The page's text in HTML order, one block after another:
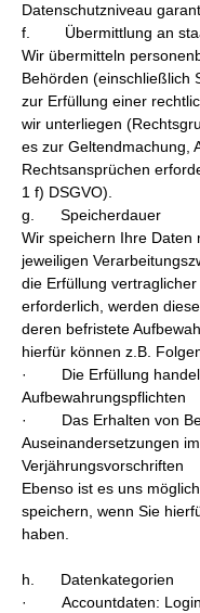
Datenschutzniveau
f. Übermittlung an
Wir übermitteln
Behörden (einschließlich
zur Erfüllung einer
wir unterliegen
es zur Geltendmachung,
Rechtsansprüchen
1 f) DSGVO).
g. Speicherdauer
Wir speichern Ihre Daten
jeweiligen
die Erfüllung
erforderlich, werden
deren befristete
hierfür können z.B.
· Die Erfüllung
Aufbewahrungspflichten
· Das Erhalten von
Auseinandersetzungen
Verjährungsvorschriften
Ebenso ist es uns
speichern, wenn Sie
haben.
h. Datenkategorien
· Accountdaten: